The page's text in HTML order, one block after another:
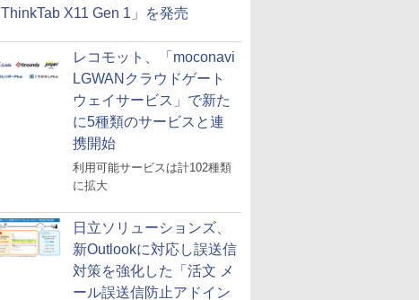
ThinkTab X11 Gen 1」を発売
レコモット、「moconavi
LGWANクラウドゲート
ウェイサービス」で新た
に5種類のサービスと連
携開始
利用可能サービスは計102種類
に拡大
日立ソリューションズ、
新Outlookに対応し誤送信
対策を強化した「活文 メ
ール誤送信防止アドイン